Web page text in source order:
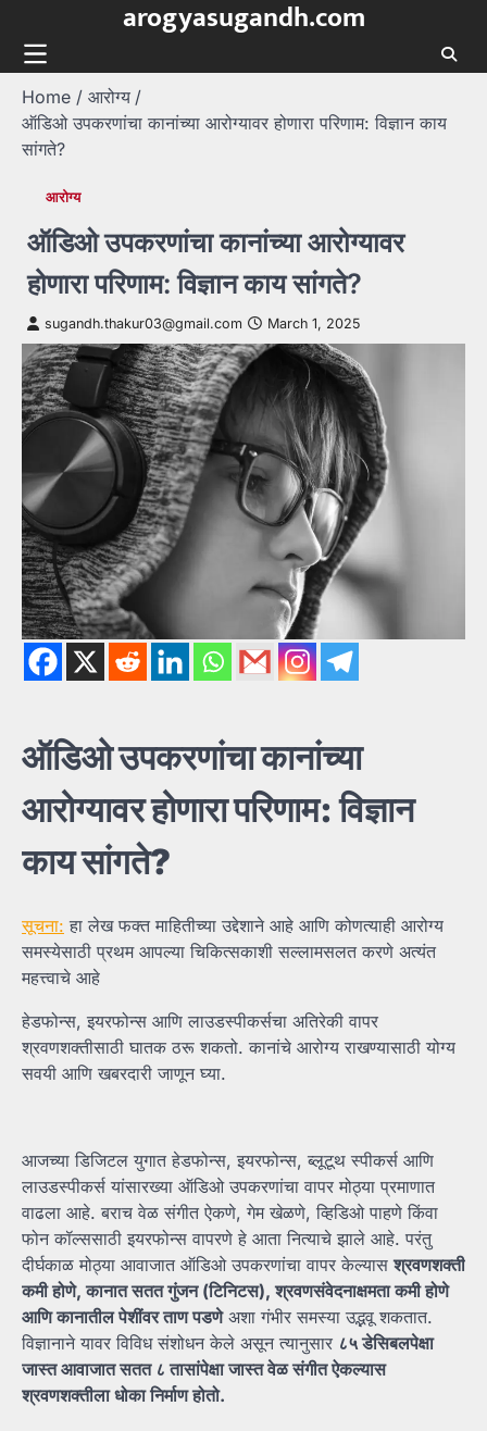
content
arogyasugandh.com
Home
आरोग्य
ऑडिओ उपकरणांचा कानांच्या आरोग्यावर होणारा परिणाम: विज्ञान काय
सांगते?
आरोग्य
ऑडिओ उपकरणांचा कानांच्या आरोग्यावर
होणारा परिणाम: विज्ञान काय सांगते?
sugandh.thakur03@gmail.com March 1, 2025
ऑडिओउपकरणांचाकानांच्या
आरोग्यावरहोणारापरिणाम:विज्ञान
कायसांगते?
सूचना: हा लेख फक्त माहितीच्या उद्देशाने आहे आणि कोणत्याही आरोग्य
समस्येसाठी प्रथम आपल्या चिकित्सकाशी सल्लामसलत करणे अत्यंत
महत्त्वाचे आहे
हेडफोन्स, इयरफोन्स आणि लाउडस्पीकर्सचा अतिरेकी वापर
श्रवणशक्तीसाठी घातक ठरू शकतो. कानांचे आरोग्य राखण्यासाठी योग्य
सवयी आणि खबरदारी जाणून घ्या.
आजच्या डिजिटल युगात हेडफोन्स, इयरफोन्स, ब्लूटूथ स्पीकर्स आणि
लाउडस्पीकर्स यांसारख्या ऑडिओ उपकरणांचा वापर मोठ्या प्रमाणात
वाढला आहे. बराच वेळ संगीत ऐकणे, गेम खेळणे, व्हिडिओ पाहणे किंवा
फोन कॉल्ससाठी इयरफोन्स वापरणे हे आता नित्याचे झाले आहे. परंतु
दीर्घकाळ मोठ्या आवाजात ऑडिओ उपकरणांचा वापर केल्यासश्रवणशक्ती
कमीहोणे,कानातसततगुंजन (टिनिटस),श्रवणसंवेदनाक्षमताकमीहोणे
आणिकानातीलपेशींवरताणपडणेअशा गंभीर समस्या उद्भवू शकतात.
विज्ञानाने यावर विविध संशोधन केले असून त्यानुसार ८५डेसिबलपेक्षा
जास्तआवाजातसतत ८तासांपेक्षाजास्तवेळसंगीतऐकल्यास
श्रवणशक्तीलाधोकानिर्माणहोतो.